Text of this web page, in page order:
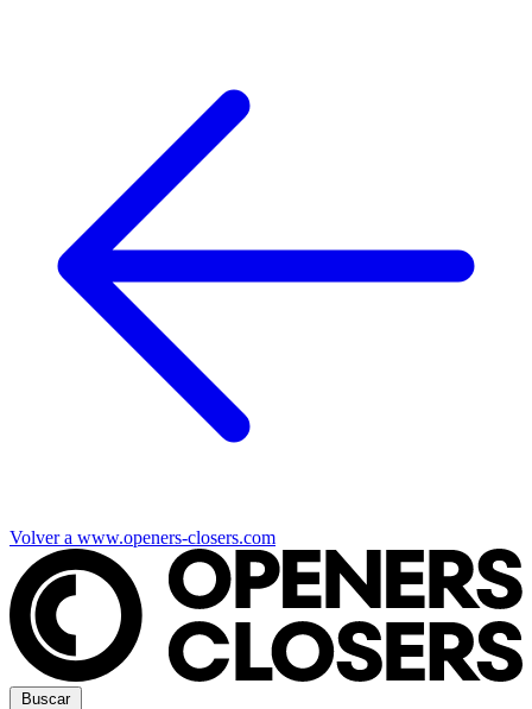
Volver a www.openers-closers.com
Buscar